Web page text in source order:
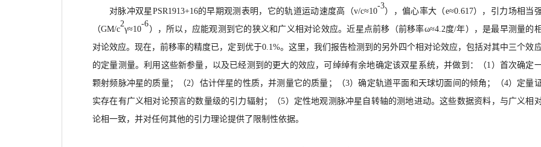
对脉冲双星PSR1913+16的早期观测表明，它的轨道运动速度高（v/c≈10
-3
），偏心率大（e≈0.617），引力场相当
（GM/c
2
γ≈10
-6
），所以，应能观测到它的狭义和广义相对论效应。近星点前移（前移率ω≈4.2度/年），是最早测量的相
对论效应。现在，前移率的精度已，定到优于0.1%。这里，我们报告检测到的另外四个相对论效应，包括对其中三个效
的定量测量。利用这些新参量， 以及已经测到的更大的效应，可绰绰有余地确定该双星系统，并做到：（1）首次确定
颗射频脉冲星的质量；
（2）估计伴星的性质，并测量它的质量 ； （3）确定轨道平面和天球切面间的倾角；（4）定量
实存在有广义相对论预言的数量级的引力辐射；（5）定性地观测脉冲星自转轴的测地进动。这些数据资料，与广义相
论相一致，并对任何其他的引力理论提供了限制性依据。